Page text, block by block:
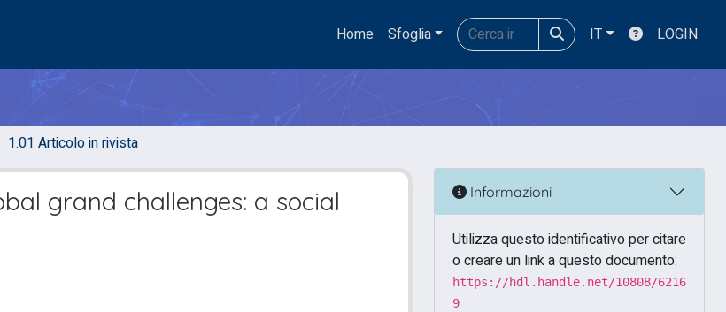
Home Sfoglia IT LOGIN
1.01 Articolo in rivista
grand challenges: a social
Informazioni
Utilizza questo identificativo per citare
o creare un link a questo documento:
https://hdl.handle.net/10808/6216
9